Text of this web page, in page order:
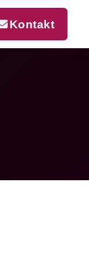
Kontakt